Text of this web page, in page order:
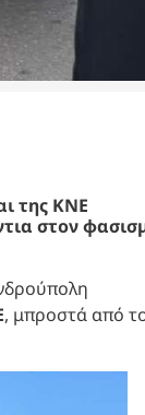
της ΚΝΕ
στον
, μπροστά από